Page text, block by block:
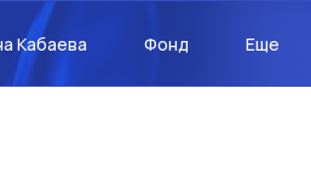
Кабаева Фонд Еще